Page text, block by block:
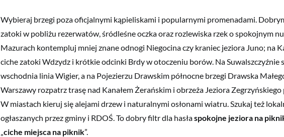
Wybieraj brzegi poza oficjalnymi kąpieliskami i popularnymi promenadami.
zatoki w pobliżu rezerwatów, śródleśne oczka oraz rozlewiska rzek o spokojnym
Mazurach kontempluj mniej znane odnogi Niegocina czy kraniec jeziora Juno; na
ciche zatoki Wdzydz i krótkie odcinki Brdy w otoczeniu borów. Na Suwalszczyźnie
wschodnia linia Wigier, a na Pojezierzu Drawskim północne brzegi Drawska
Warszawy rozpatrz trasę nad Kanałem Żerańskim i obrzeża Jeziora
W miastach kieruj się alejami drzew i naturalnymi osłonami wiatru. Szukaj też
ogłaszanych przez gminy i RDOŚ. To dobry filtr dla hasłaspokojne jeziora na
„ciche miejsca na piknik”.